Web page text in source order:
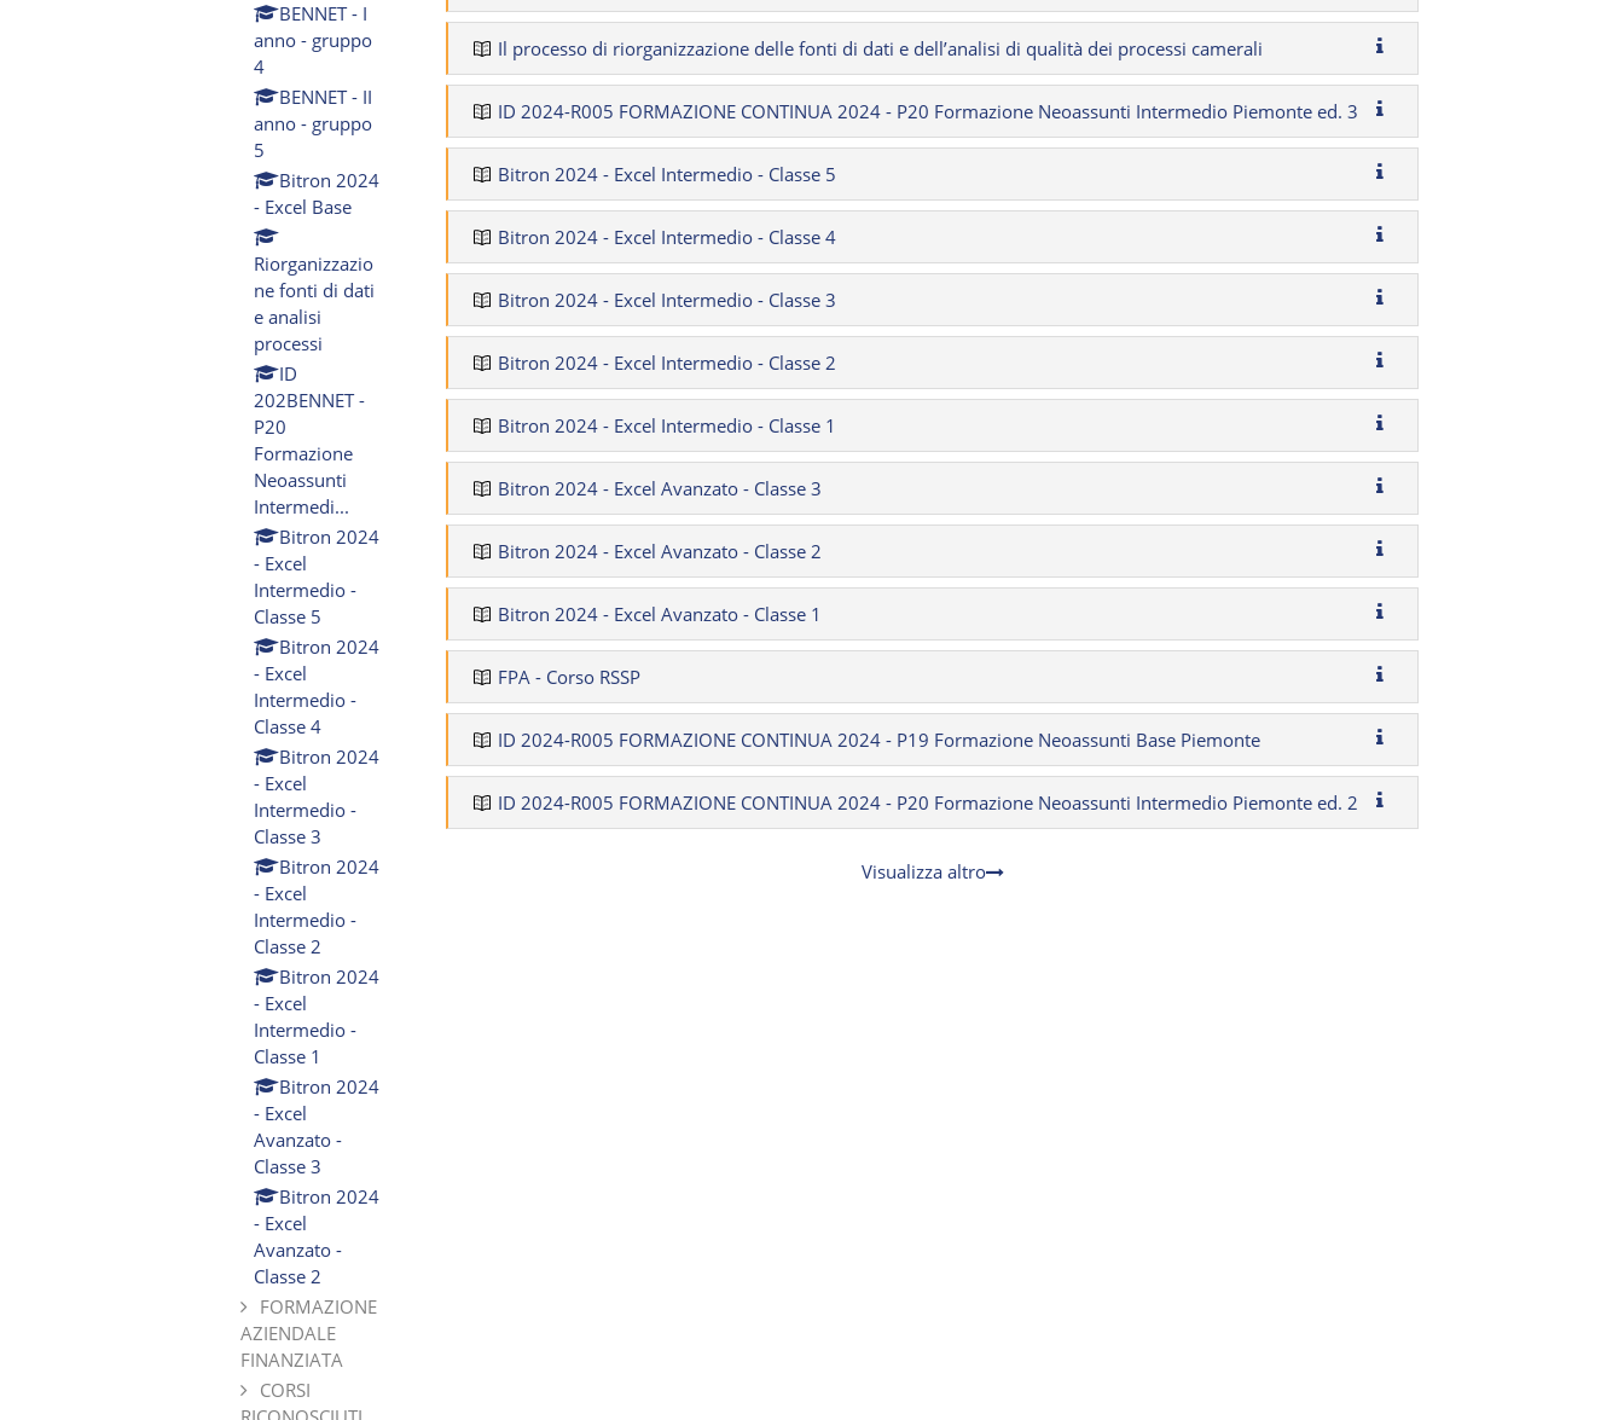
Il processo di riorganizzazione delle fonti di dati e dell’analisi di qualità dei processi camerali
ID 2024-R005 FORMAZIONE CONTINUA 2024 - P20 Formazione Neoassunti Intermedio Piemonte ed. 3
Bitron 2024 - Excel Intermedio - Classe 5
Bitron 2024 - Excel Intermedio - Classe 4
Bitron 2024 - Excel Intermedio - Classe 3
Bitron 2024 - Excel Intermedio - Classe 2
Bitron 2024 - Excel Intermedio - Classe 1
Bitron 2024 - Excel Avanzato - Classe 3
Bitron 2024 - Excel Avanzato - Classe 2
Bitron 2024 - Excel Avanzato - Classe 1
FPA - Corso RSSP
ID 2024-R005 FORMAZIONE CONTINUA 2024 - P19 Formazione Neoassunti Base Piemonte
ID 2024-R005 FORMAZIONE CONTINUA 2024 - P20 Formazione Neoassunti Intermedio Piemonte ed. 2
Visualizza altro
BENNET - I
anno - gruppo
4
BENNET - II
anno - gruppo
5
Bitron 2024
- Excel Base
Riorganizzazio
ne fonti di dati
e analisi
processi
ID
202BENNET -
P20
Formazione
Neoassunti
Intermedi...
Bitron 2024
- Excel
Intermedio -
Classe 5
Bitron 2024
- Excel
Intermedio -
Classe 4
Bitron 2024
- Excel
Intermedio -
Classe 3
Bitron 2024
- Excel
Intermedio -
Classe 2
Bitron 2024
- Excel
Intermedio -
Classe 1
Bitron 2024
- Excel
Avanzato -
Classe 3
Bitron 2024
- Excel
Avanzato -
Classe 2
FORMAZIONE
AZIENDALE
FINANZIATA
CORSI